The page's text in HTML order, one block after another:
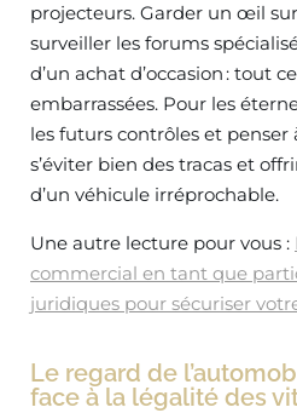
projecteurs. Garder un œil
surveiller les forums
d’un achat d’occasion : tout
embarrassées. Pour les
les futurs contrôles et penser
s’éviter bien des tracas et
d’un véhicule irréprochable.
Une autre lecture pour vous :
commercial en tant que
juridiques pour sécuriser
Le regard de
face à la légalité des